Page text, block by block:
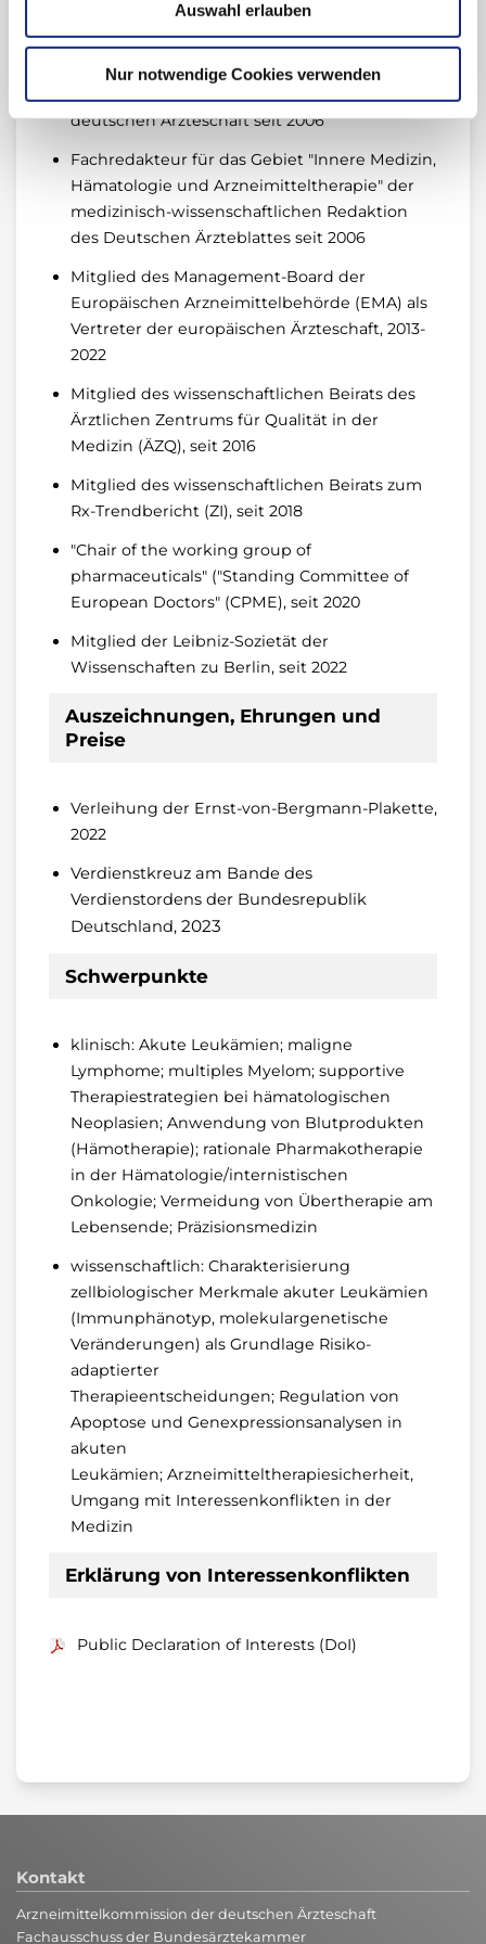
Auswahl erlauben
Nur notwendige Cookies verwenden
Medizinprodukte, 2003-2005
deutschen Ärzteschaft seit 2006
Fachredakteur für das Gebiet "Innere Medizin,
Hämatologie und Arzneimitteltherapie" der
medizinisch-wissenschaftlichen Redaktion
des Deutschen Ärzteblattes seit 2006
Mitglied des Management-Board der
Europäischen Arzneimittelbehörde (EMA) als
Vertreter der europäischen Ärzteschaft, 2013-
2022
Mitglied des wissenschaftlichen Beirats des
Ärztlichen Zentrums für Qualität in der
Medizin (ÄZQ), seit 2016
Mitglied des wissenschaftlichen Beirats zum
Rx-Trendbericht (ZI), seit 2018
"Chair of the working group of
pharmaceuticals" ("Standing Committee of
European Doctors" (CPME), seit 2020
Mitglied der Leibniz-Sozietät der
Wissenschaften zu Berlin, seit 2022
Auszeichnungen, Ehrungen und
Preise
Verleihung der Ernst-von-Bergmann-Plakette,
2022
Verdienstkreuz am Bande des
Verdienstordens der Bundesrepublik
Deutschland, 2023
Schwerpunkte
klinisch: Akute Leukämien; maligne
Lymphome; multiples Myelom; supportive
Therapiestrategien bei hämatologischen
Neoplasien; Anwendung von Blutprodukten
(Hämotherapie); rationale Pharmakotherapie
in der Hämatologie/internistischen
Onkologie; Vermeidung von Übertherapie am
Lebensende; Präzisionsmedizin
wissenschaftlich: Charakterisierung
zellbiologischer Merkmale akuter Leukämien
(Immunphänotyp, molekulargenetische
Veränderungen) als Grundlage Risiko-
adaptierter
Therapieentscheidungen; Regulation von
Apoptose und Genexpressionsanalysen in
akuten
Leukämien; Arzneimitteltherapiesicherheit,
Umgang mit Interessenkonflikten in der
Medizin
Erklärung von Interessenkonflikten
Public Declaration of Interests (DoI)
Kontakt
Arzneimittelkommission der deutschen Ärzteschaft
Fachausschuss der Bundesärztekammer